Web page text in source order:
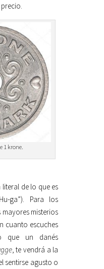
1 krone.
de lo que es
ga”). Para los
misterios
cuanto escuches
que un danés
, te vendrá a la
sentirse agusto o